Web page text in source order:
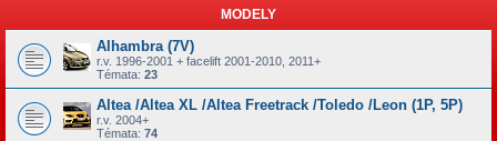
MODELY
Alhambra (7V)
r.v. 1996-2001 + facelift 2001-2010, 2011+
Témata: 23
Altea /Altea XL /Altea Freetrack /Toledo /Leon (1P, 5P)
r.v. 2004+
Témata: 74